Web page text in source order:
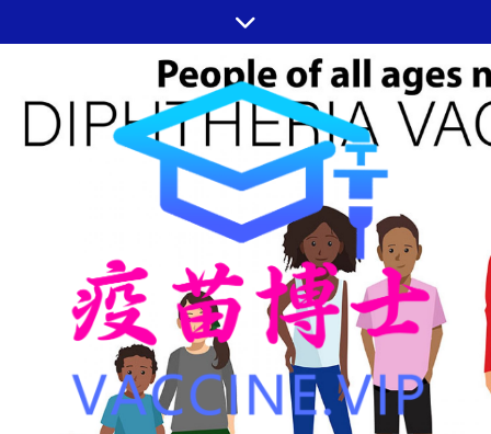
至